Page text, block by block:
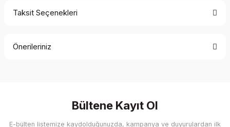
Taksit Seçenekleri
Önerileriniz
Görüş ve önerileriniz için teşekkür ederiz.
Bültene Kayıt Ol
E-bülten listemize kaydolduğunuzda, kampanya ve duyurulardan ilk